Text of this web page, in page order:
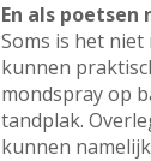
En als
Soms is het
kunnen
mondspray op
tandplak.
kunnen